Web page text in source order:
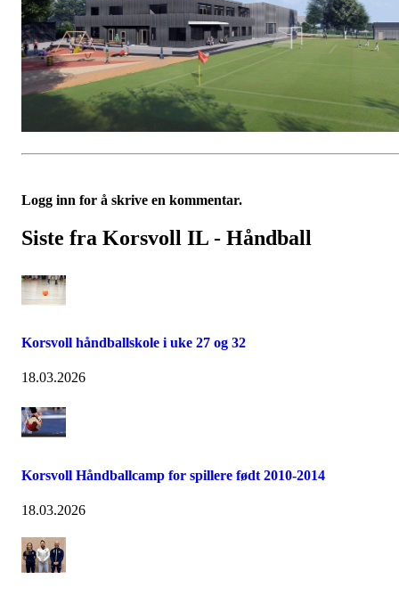
Logg inn for å skrive en kommentar.
Siste fra Korsvoll IL - Håndball
Korsvoll håndballskole i uke 27 og 32
18.03.2026
Korsvoll Håndballcamp for spillere født 2010-2014
18.03.2026